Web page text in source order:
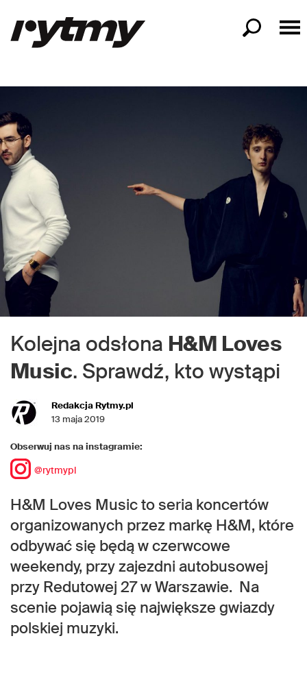
Kolejna odsłona H&M Loves
Music. Sprawdź, kto wystąpi
Redakcja Rytmy.pl
13 maja 2019
Obserwuj nas na instagramie:
@rytmypl
H&M Loves Music to seria koncertów
organizowanych przez markę H&M, które
odbywać się będą w czerwcowe
weekendy, przy zajezdni autobusowej
przy Redutowej 27 w Warszawie. Na
scenie pojawią się największe gwiazdy
polskiej muzyki.